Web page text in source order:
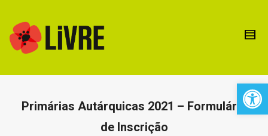
Primárias Autárquicas 2021 – Formulário
de Inscrição